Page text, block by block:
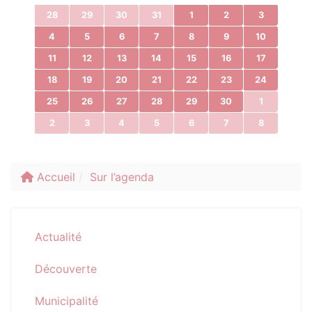
28 29 30 31 1 2 3
4 5 6 7 8 9 10
11 12 13 14 15 16 17
18 19 20 21 22 23 24
25 26 27 28 29 30 1
2 3 4 5 6 7 8
Accueil Sur l’agenda
Actualité
Découverte
Municipalité